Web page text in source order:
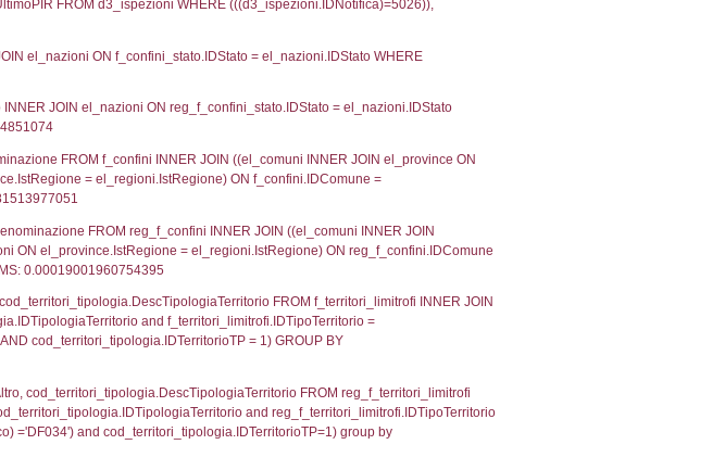
FROM `userlevelpermissions` WHERE `userlevelid` IN (-2),
as localita, el_prov.citta AS provincia, DATE(n.DataInvioNotifica) as
infostabilimento i ON i.CodiceUnivoco = n.CodiceUnivoco LEFT JOIN
ON a1.ComuneStab = el_com.IstComune LEFT JOIN el_province AS
as ComuneST, el_province.citta as ProvinciaST, el_regioni.Regione
el_regioni_1.Regione as RegioneSL FROM (((((a1_stabilimento LEFT
ON a1_stabilimento.ProvinciaStab = el_province.IstProvincia) LEFT JOIN
AS el_comuni_1 ON a1_stabilimento.IstComuneSL =
LEFT JOIN el_regioni AS el_regioni_1 ON
a2_ruolipersonale a2rp INNER JOIN a2_personale a2p ON